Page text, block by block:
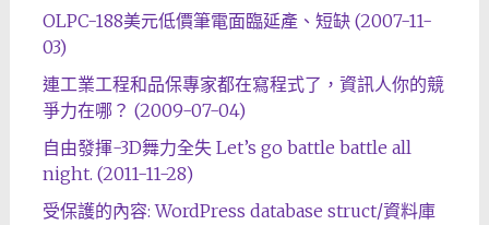
OLPC-188美元低價筆電面臨延產、短缺 (2007-11-
03)
連工業工程和品保專家都在寫程式了，資訊人你的競
爭力在哪？ (2009-07-04)
自由發揮-3D舞力全失 Let’s go battle battle all
night. (2011-11-28)
受保護的內容: WordPress database struct/資料庫